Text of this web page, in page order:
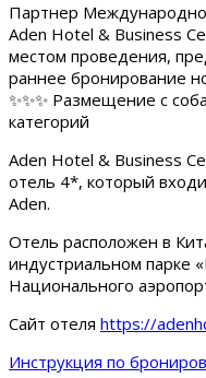
Партнер
Aden Hotel & Business
местом проведения,
раннее бронирование
✨✨✨ Размещение с
категорий
Aden Hotel & Business
отель 4*, который
Aden.
Отель расположен в
индустриальном парке
Национального
Сайт отеля https://
Инструкция по